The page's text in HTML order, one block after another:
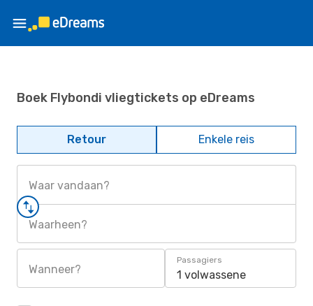
Boek Flybondi vliegtickets op eDreams
Retour Enkele reis
Waar vandaan?
Waarheen?
Wanneer?
Passagiers
1 volwassene